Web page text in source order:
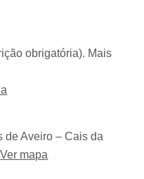
obrigatória). Mais
de Aveiro – Cais da
Ver mapa